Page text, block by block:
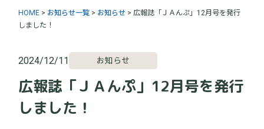
HOME > お知らせ一覧 > お知らせ >広報誌「ＪＡんぷ」12月号を発行
しました！
2024/12/11 お知らせ
広報誌「ＪＡんぷ」12月号を発行
しました！